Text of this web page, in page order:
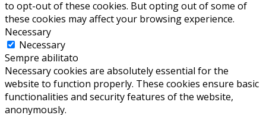
to opt-out of these cookies. But opting out of some of
these cookies may affect your browsing experience.
Necessary
Necessary
Sempre abilitato
Necessary cookies are absolutely essential for the
website to function properly. These cookies ensure basic
functionalities and security features of the website,
anonymously.